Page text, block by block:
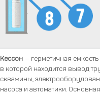
Кессон— герметичная емкость
в которой находится вывод
скважины,
насоса и автоматики.